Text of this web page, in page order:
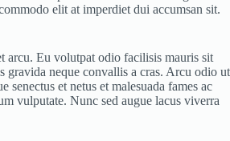
elit at imperdiet dui accumsan sit.
arcu. Eu volutpat odio facilisis mauris sit
gravida neque convallis a cras. Arcu odio ut
et netus et malesuada fames ac
vulputate. Nunc sed augue lacus viverra